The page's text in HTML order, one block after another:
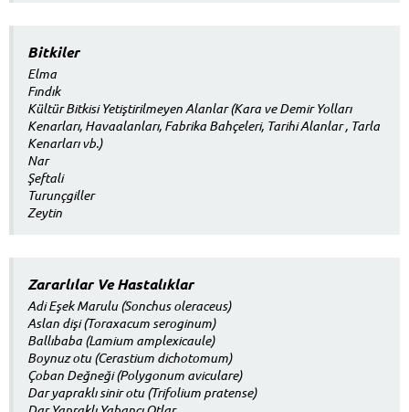
Bitkiler
Elma
Fındık
Kültür Bitkisi Yetiştirilmeyen Alanlar (Kara ve Demir Yolları
Kenarları, Havaalanları, Fabrika Bahçeleri, Tarihi Alanlar , Tarla
Kenarları vb.)
Nar
Şeftali
Turunçgiller
Zeytin
Zararlılar Ve Hastalıklar
Adi Eşek Marulu (Sonchus oleraceus)
Aslan dişi (Toraxacum seroginum)
Ballıbaba (Lamium amplexicaule)
Boynuz otu (Cerastium dichotomum)
Çoban Değneği (Polygonum aviculare)
Dar yapraklı sinir otu (Trifolium pratense)